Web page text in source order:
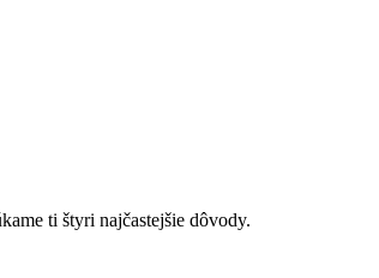
ti štyri najčastejšie dôvody.